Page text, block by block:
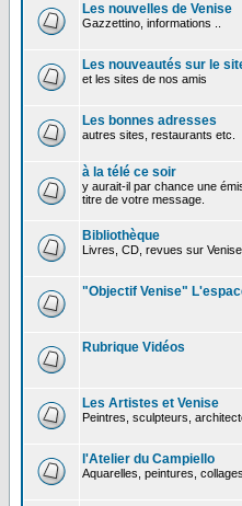
Les nouvelles de Venise
Gazzettino, informations ..
Les nouveautés sur le
et les sites de nos amis
Les bonnes adresses
autres sites, restaurants etc.
à la télé ce soir
y aurait-il par chance une
titre de votre message.
Bibliothèque
Livres, CD, revues sur Venise
"Objectif Venise"
Rubrique Vidéos
Les Artistes et Venise
Peintres, sculpteurs,
l'Atelier du Campiello
Aquarelles, peintures,